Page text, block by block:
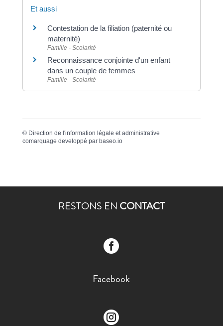
Et aussi
Contestation de la filiation (paternité ou
maternité)
Famille - Scolarité
Reconnaissance conjointe d'un enfant
dans un couple de femmes
Famille - Scolarité
© Direction de l'information légale et administrative
comarquage developpé par baseo.io
RESTONS EN CONTACT

Facebook
